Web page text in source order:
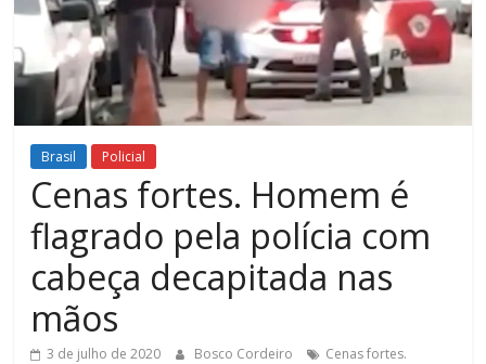
Figueiredo
Brasil Policial
Cenas fortes. Homem é
flagrado pela polícia com
cabeça decapitada nas
mãos
3 de julho de 2020 Bosco Cordeiro
Cenas fortes.